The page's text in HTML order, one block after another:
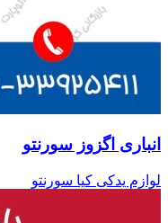
انباری اگزوز سورنتو
لوازم یدکی کیا سورنتو